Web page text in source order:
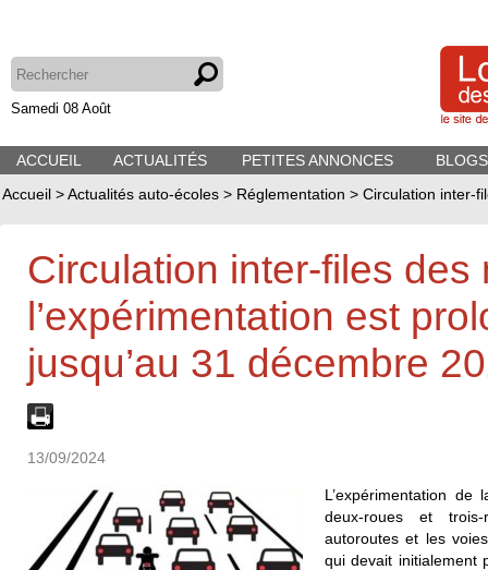
Samedi 08 Août
ACCUEIL ACTUALITÉS PETITES ANNONCES
Accueil >Actualités auto-écoles > Réglementation > Circulation inter-
Circulation inter-files des
l’expérimentation est
jusqu’au 31 décembre
13/09/2024
L’expérimentation
deux-roues et
autoroutes et les
qui devait initialement